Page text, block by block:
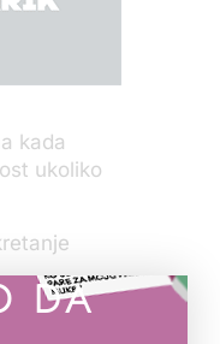
kada
ukoliko
DA